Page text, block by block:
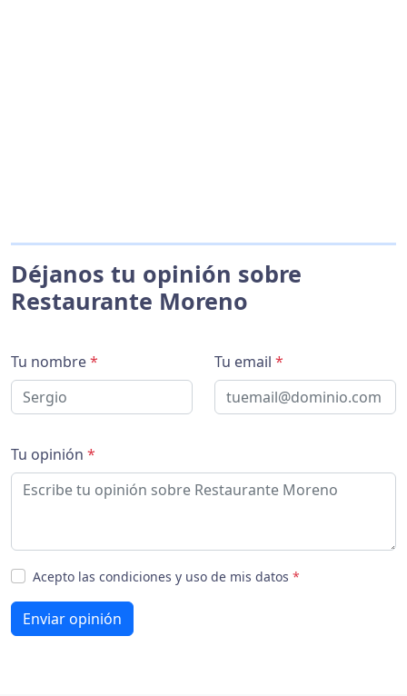
Déjanos tu opinión sobre
Restaurante Moreno
Tu nombre* Tu email *
Tu opinión *
Acepto las condiciones y uso de mis datos *
Enviar opinión